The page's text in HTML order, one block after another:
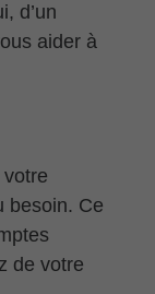
d’un
aider à
besoin. Ce
de votre